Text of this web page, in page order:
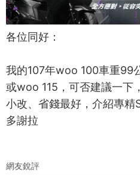
各位同好：
我的107年woo 100車重99
或woo 115，可否建議一下，
小改、省錢最好，介紹專精
多謝拉
網友銳評